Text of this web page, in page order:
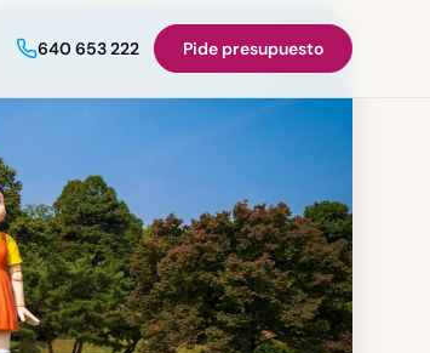
640 653 222 Pide presupuesto